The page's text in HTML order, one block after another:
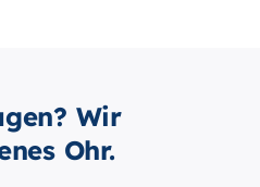
Wir
Ohr.